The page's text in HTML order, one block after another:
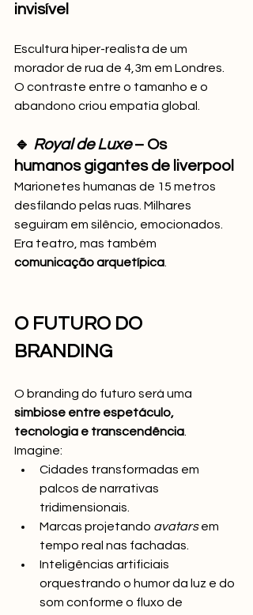
invisível
Escultura hiper-realista de um
morador de rua de 4,3m em Londres.
O contraste entre o tamanho e o
abandono criou empatia global.
🔹 Royal de Luxe – Os
humanos gigantes de liverpool
Marionetes humanas de 15 metros
desfilando pelas ruas. Milhares
seguiram em silêncio, emocionados.
Era teatro, mas também
comunicação arquetípica
O FUTURO DO
BRANDING
O branding do futuro será uma
simbiose entre espetáculo,
tecnologia e transcendência
Imagine:
Cidades transformadas em
palcos de narrativas
tridimensionais.
Marcas projetando avatars em
tempo real nas fachadas.
Inteligências artificiais
orquestrando o humor da luz e do
som conforme o fluxo de